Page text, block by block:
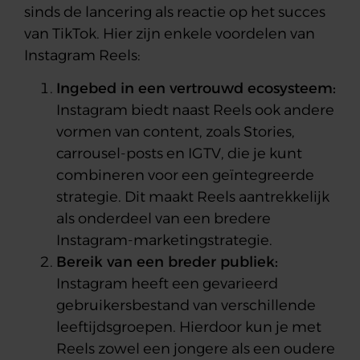
sinds de lancering als reactie op het succes
van TikTok. Hier zijn enkele voordelen van
Instagram Reels:
Ingebed in een vertrouwd ecosysteem:
Instagram biedt naast Reels ook andere
vormen van content, zoals Stories,
carrousel-posts en IGTV, die je kunt
combineren voor een geïntegreerde
strategie. Dit maakt Reels aantrekkelijk
als onderdeel van een bredere
Instagram-marketingstrategie.
Bereik van een breder publiek:
Instagram heeft een gevarieerd
gebruikersbestand van verschillende
leeftijdsgroepen. Hierdoor kun je met
Reels zowel een jongere als een oudere